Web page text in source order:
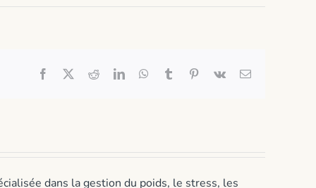
Facebook RedditLinkedInWhatsApp
Tumblr Pinterest
Vk Email
dans la gestion du poids, le stress, les